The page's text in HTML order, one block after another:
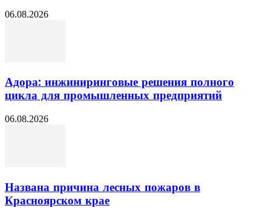
06.08.2026
Адора: инжиниринговые решения полного
цикла для промышленных предприятий
06.08.2026
Названа причина лесных пожаров в
Красноярском крае